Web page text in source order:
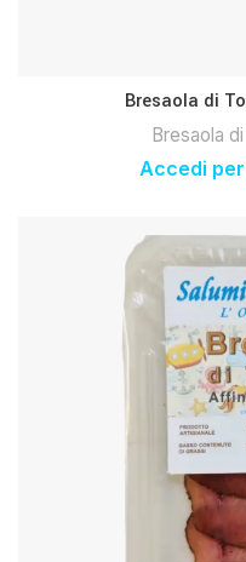
Bresaola di
Bresaola
Accedi